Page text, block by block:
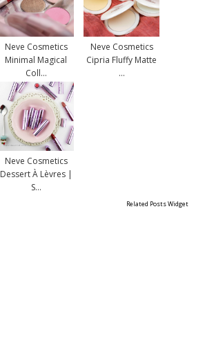
Neve Cosmetics
Minimal Magical
Coll...
Neve Cosmetics
Cipria Fluffy Matte
...
Neve Cosmetics
Dessert À Lèvres |
S...
Related Posts Widget